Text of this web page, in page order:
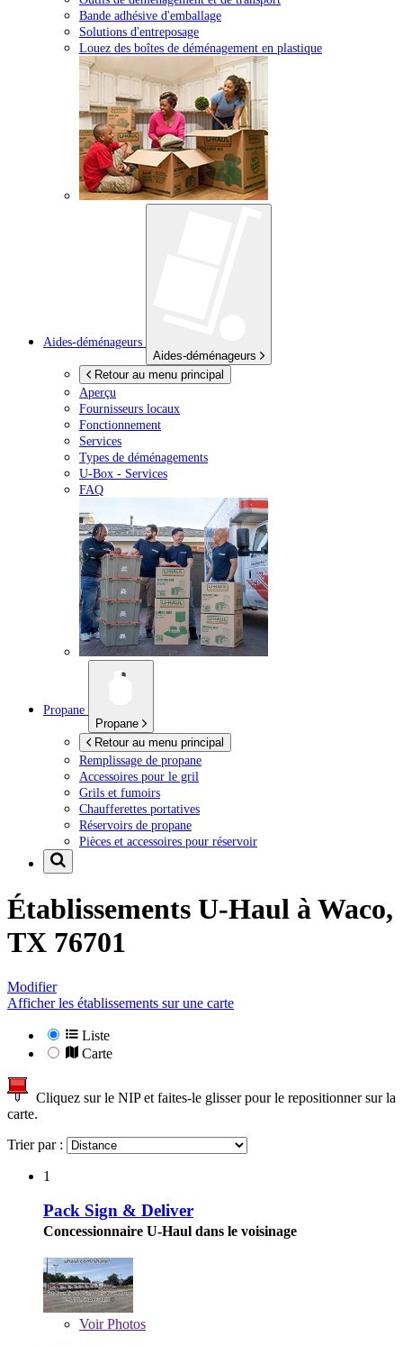
Bande adhésive d'emballage
Solutions d'entreposage
Louez des boîtes de déménagement en plastique
Aides-déménageurs
Aides-déménageurs
Retour au menu principal
Aperçu
Fournisseurs locaux
Fonctionnement
Services
Types de déménagements
U-Box - Services
FAQ
Propane
Propane
Retour au menu principal
Remplissage de propane
Accessoires pour le gril
Grils et fumoirs
Chaufferettes portatives
Réservoirs de propane
Pièces et accessoires pour réservoir
Établissements U-Haul à Waco,
TX 76701
Modifier
Afficher les établissements sur une carte
Liste
Carte
Cliquez sur le NIP et faites-le glisser pour le repositionner sur la
carte.
Trier par :
1
Pack Sign & Deliver
Concessionnaire U-Haul dans le voisinage
VoirPhotos